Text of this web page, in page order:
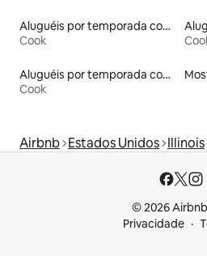
Aluguéis por temporada com banheiro para PCD
Cook
Aluguéis por temporada com sauna
Cook
Airbnb Estados Unidos Illinois
© 2026
Privacidade